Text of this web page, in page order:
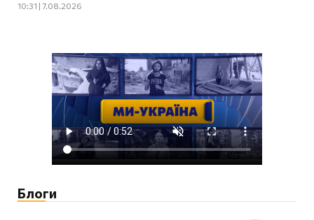
10:31 | 7.08.2026
Блоги